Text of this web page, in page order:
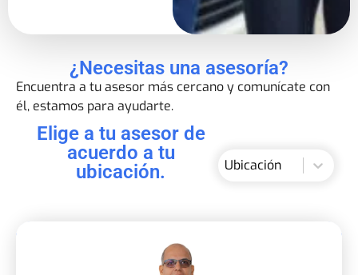
¿Necesitas una asesoría?
Encuentra a tu asesor más cercano y comunícate con
él, estamos para ayudarte.
Elige a tu asesor de
acuerdo a tu
ubicación.
Ubicacion
Ubicacion